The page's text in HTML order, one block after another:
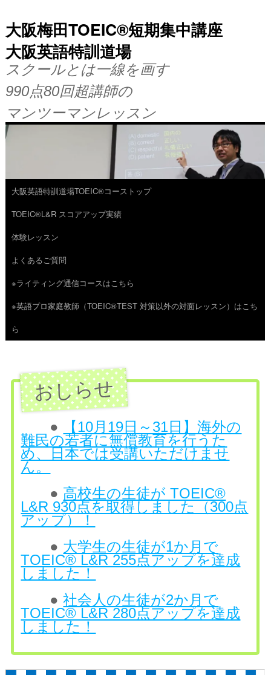
大阪梅田TOEIC®短期集中講座
大阪英語特訓道場
スクールとは一線を画す
990点80回超講師の
マンツーマンレッスン
コ
ン
テ
ン
ツ
へ
ス
大阪英語特訓道場TOEIC®コーストップ
TOEIC®L&R スコアアップ実績
体験レッスン
よくあるご質問
※ライティング通信コースはこちら
※英語プロ家庭教師（TOEIC®TEST 対策以外の対面レッスン）はこち
ら
●
【10月19日～31日】海外の
難民の若者に無償教育を行うた
め、日本では受講いただけませ
ん。
● 高校生の生徒が TOEIC®
L&R 930点を取得しました（300点
アップ）！
● 大学生の生徒が1か月で
TOEIC® L&R 255点アップを達成
しました！
●社会人の生徒が2か月で
TOEIC® L&R 280点アップを達成
しました！